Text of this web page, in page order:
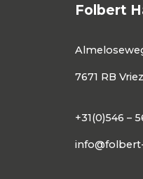
Folbert
7671 RB
+31(0)546 –